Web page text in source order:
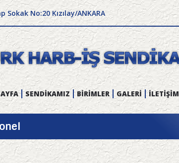
Sokak No:20 Kızılay/ANKARA
SENDİKAMIZ BİRİMLER GALERİ İLETİŞİM